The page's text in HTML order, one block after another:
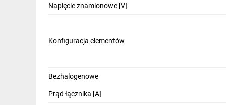
Napięcie znamionowe [V]
Konfiguracja elementów
Bezhalogenowe
Prąd łącznika [A]